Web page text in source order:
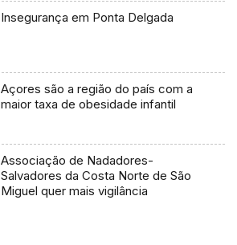
Insegurança em Ponta Delgada
Açores são a região do país com a
maior taxa de obesidade infantil
Associação de Nadadores-
Salvadores da Costa Norte de São
Miguel quer mais vigilância